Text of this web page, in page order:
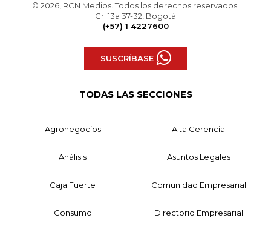
© 2026, RCN Medios. Todos los derechos reservados.
Cr. 13a 37-32, Bogotá
(+57) 1 4227600
SUSCRÍBASE
TODAS LAS SECCIONES
Agronegocios Alta Gerencia
Análisis Asuntos Legales
Caja Fuerte Comunidad Empresarial
Consumo Directorio Empresarial